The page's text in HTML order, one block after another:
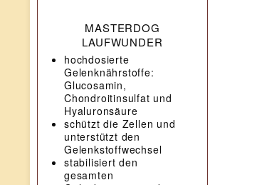
MASTERDOG
LAUFWUNDER
hochdosierte
Gelenknährstoffe:
Glucosamin,
Chondroitinsulfat und
Hyaluronsäure
schützt die Zellen und
unterstützt den
Gelenkstoffwechsel
stabilisiert den
gesamten